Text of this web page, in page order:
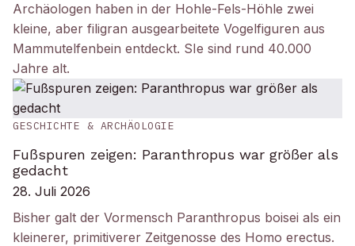
Archäologen haben in der Hohle-Fels-Höhle zwei
kleine, aber filigran ausgearbeitete Vogelfiguren aus
Mammutelfenbein entdeckt. SIe sind rund 40.000
Jahre alt.
GESCHICHTE & ARCHÄOLOGIE
Fußspuren zeigen: Paranthropus war größer als
gedacht
28. Juli 2026
Bisher galt der Vormensch Paranthropus boisei als ein
kleinerer, primitiverer Zeitgenosse des Homo erectus.